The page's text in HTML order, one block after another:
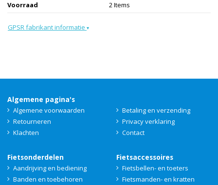
Voorraad
2 Items
GPSR fabrikant informatie ▾
Algemene pagina's
Algemene voorwaarden
Betaling en verzending
Retourneren
Privacy verklaring
Klachten
Contact
Fietsonderdelen
Aandrijving en bediening
Banden en toebehoren
Fietsaccessoires
Fietsbellen- en toeters
Fietsmanden- en kratten